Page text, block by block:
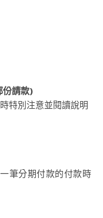
份請款)
特別注意並閱讀說明
筆分期付款的付款時